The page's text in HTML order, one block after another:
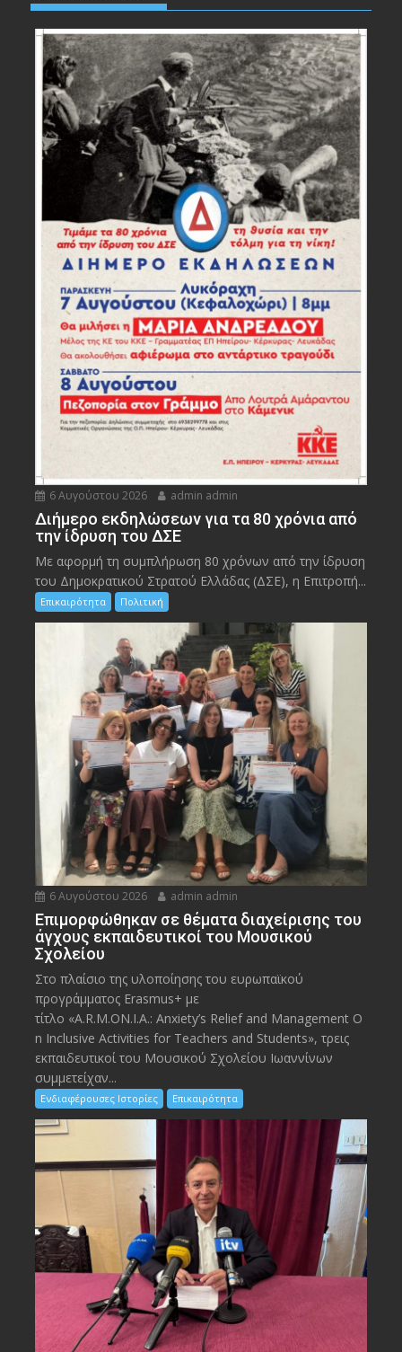
6 Αυγούστου 2026 admin admin
Διήμερο εκδηλώσεων για τα 80 χρόνια από
την ίδρυση του ΔΣΕ
Με αφορμή τη συμπλήρωση 80 χρόνων από την ίδρυση
του Δημοκρατικού Στρατού Ελλάδας (ΔΣΕ), η Επιτροπή...
Επικαιρότητα Πολιτική
6 Αυγούστου 2026 admin admin
Eπιμορφώθηκαν σε θέματα διαχείρισης του
άγχους εκπαιδευτικοί του Μουσικού
Σχολείου
Στο πλαίσιο της υλοποίησης του ευρωπαϊκού
προγράμματος Erasmus+ με
τίτλο «A.R.M.ON.I.A.: Anxiety’s Relief and Management O
n Inclusive Activities for Teachers and Students», τρεις
εκπαιδευτικοί του Μουσικού Σχολείου Ιωαννίνων
συμμετείχαν...
Ενδιαφέρουσες Ιστορίες Επικαιρότητα